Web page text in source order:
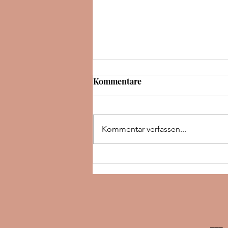
Rezension | The night we met
| Abby Jimenez
Kommentare
Kommentar verfassen...